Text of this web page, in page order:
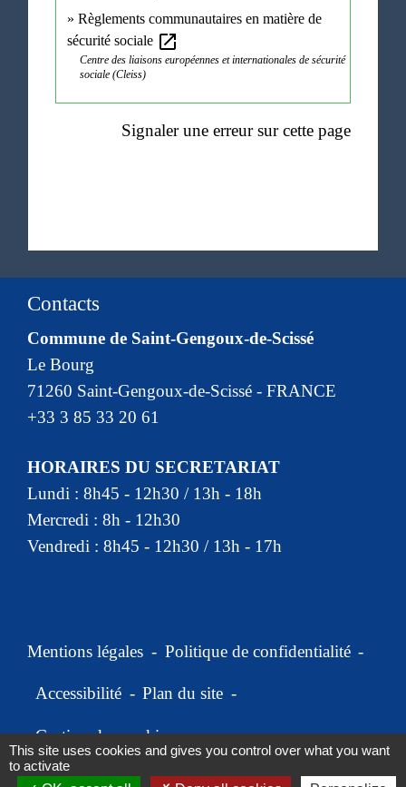
Règlements communautaires en matière de
sécurité sociale open_in_new
Centre des liaisons européennes et internationales de sécurité
sociale (Cleiss)
Signaler une erreur sur cette page
Contacts
Commune de Saint-Gengoux-de-Scissé
Le Bourg
71260 Saint-Gengoux-de-Scissé - FRANCE
+33 3 85 33 20 61
HORAIRES DU SECRETARIAT
Lundi : 8h45 - 12h30 / 13h - 18h
Mercredi : 8h - 12h30
Vendredi : 8h45 - 12h30 / 13h - 17h
Mentions légales - Politique de confidentialité -
Accessibilité - Plan du site -
Gestion des cookies
This site uses cookies and gives you control over what you want
to activate